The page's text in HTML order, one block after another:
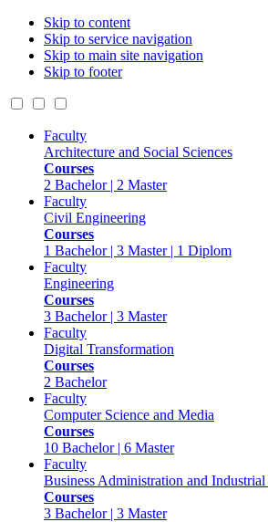
Skip to content
Skip to service navigation
Skip to main site navigation
Skip to footer
Faculty
Architecture and Social Sciences
Courses
2 Bachelor | 2 Master
Faculty
Civil Engineering
Courses
1 Bachelor | 3 Master | 1 Diplom
Faculty
Engineering
Courses
3 Bachelor | 3 Master
Faculty
Digital Transformation
Courses
2 Bachelor
Faculty
Computer Science and Media
Courses
10 Bachelor | 6 Master
Faculty
Business Administration and
Courses
3 Bachelor | 3 Master